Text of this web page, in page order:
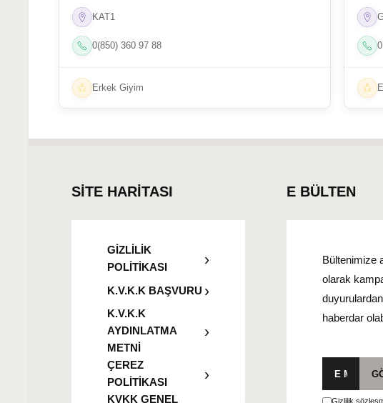
KAT1
0(850) 360 97 88
Erkek Giyim
SİTE HARİTASI
GİZLİLİK
POLİTİKASI
K.V.K.K BAŞVURU
K.V.K.K
AYDINLATMA
METNİ
ÇEREZ
POLİTİKASI
KVKK GENEL
E BÜLTEN
Bültenimize
olarak
duyurulardan
haberdar
Gizlilik